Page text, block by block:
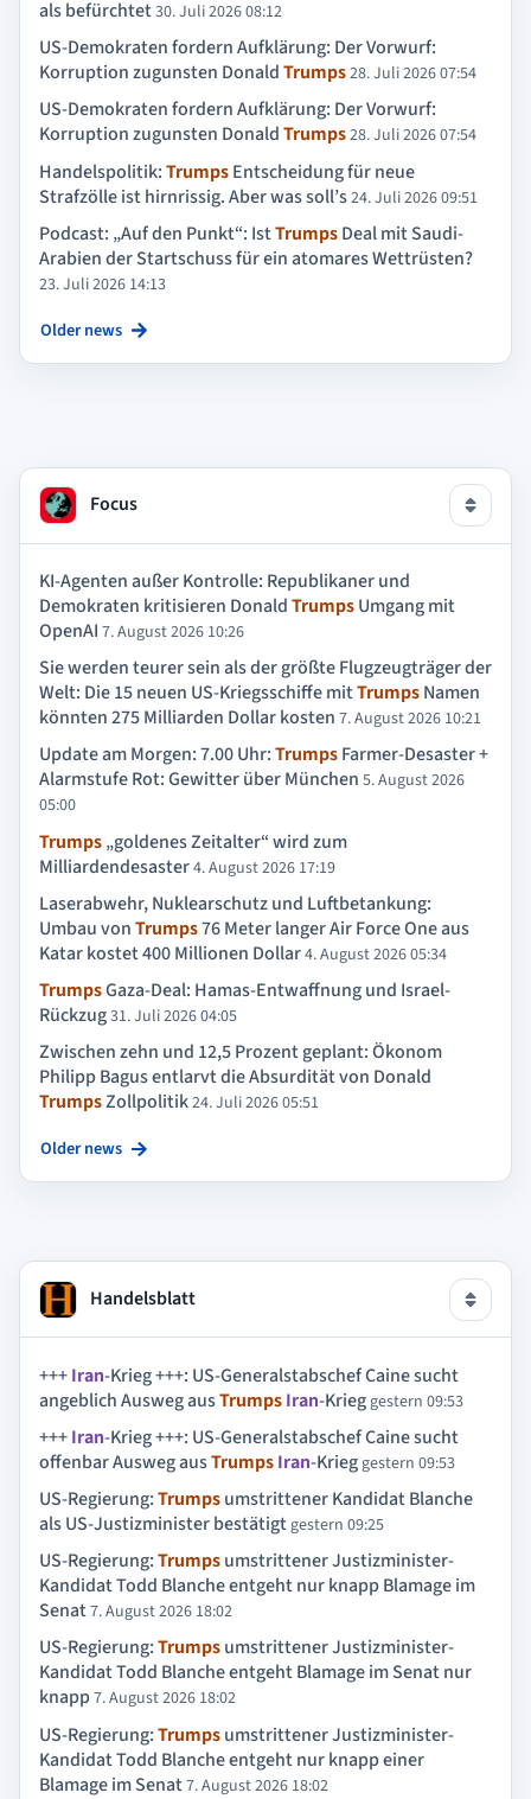
als befürchtet30. Juli 2026 08:12
US-Demokraten fordern Aufklärung: Der Vorwurf:
Korruption zugunsten DonaldTrumps28. Juli 2026 07:54
US-Demokraten fordern Aufklärung: Der Vorwurf:
Korruption zugunsten DonaldTrumps28. Juli 2026 07:54
Handelspolitik:TrumpsEntscheidung für neue
Strafzölle ist hirnrissig. Aber was soll’s24. Juli 2026 09:51
Podcast: „Auf den Punkt“: IstTrumpsDeal mit Saudi-
Arabien der Startschuss für ein atomares Wettrüsten?
23. Juli 2026 14:13
Older news
Focus
KI-Agenten außer Kontrolle: Republikaner und
Demokraten kritisieren DonaldTrumpsUmgang mit
OpenAI 7. August 2026 10:26
Sie werden teurer sein als der größte Flugzeugträger der
Welt: Die 15 neuen US-Kriegsschiffe mitTrumpsNamen
könnten 275 Milliarden Dollar kosten 7. August 2026 10:21
Update am Morgen: 7.00 Uhr:TrumpsFarmer-Desaster +
Alarmstufe Rot: Gewitter über München 5. August 2026
05:00
Trumps„goldenes Zeitalter“ wird zum
Milliardendesaster4. August 2026 17:19
Laserabwehr, Nuklearschutz und Luftbetankung:
Umbau vonTrumps76 Meter langer Air Force One aus
Katar kostet 400 Millionen Dollar4. August 2026 05:34
TrumpsGaza-Deal: Hamas-Entwaffnung und Israel-
Rückzug31. Juli 2026 04:05
Zwischen zehn und 12,5 Prozent geplant: Ökonom
Philipp Bagus entlarvt die Absurdität von Donald
TrumpsZollpolitik24. Juli 2026 05:51
Older news
Handelsblatt
+++Iran-Krieg +++: US-Generalstabschef Caine sucht
angeblich Ausweg ausTrumpsIran-Krieg gestern 09:53
+++Iran-Krieg +++: US-Generalstabschef Caine sucht
offenbar Ausweg ausTrumpsIran-Krieg gestern 09:53
US-Regierung:Trumpsumstrittener Kandidat Blanche
als US-Justizminister bestätigt gestern 09:25
US-Regierung:Trumpsumstrittener Justizminister-
Kandidat Todd Blanche entgeht nur knapp Blamage im
Senat7. August 2026 18:02
US-Regierung:Trumpsumstrittener Justizminister-
Kandidat Todd Blanche entgeht Blamage im Senat nur
knapp7. August 2026 18:02
US-Regierung:Trumpsumstrittener Justizminister-
Kandidat Todd Blanche entgeht nur knapp einer
Blamage im Senat7. August 2026 18:02